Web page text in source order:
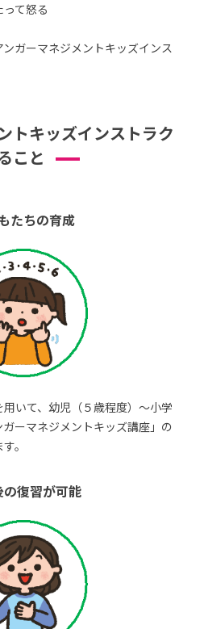
て怒る
ガーマネジメントキッズインス
トキッズインストラク
こと
たちの育成
いて、幼児（５歳程度）～小学
ーマネジメントキッズ講座」の
。
の復習が可能